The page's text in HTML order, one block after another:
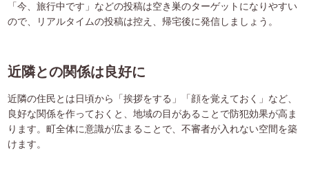
「今、旅行中です」などの投稿は空き巣のターゲットになりやすい
ので、リアルタイムの投稿は控え、帰宅後に発信しましょう。
近隣との関係は良好に
近隣の住民とは日頃から「挨拶をする」「顔を覚えておく」など、
良好な関係を作っておくと、地域の目があることで防犯効果が高ま
ります。町全体に意識が広まることで、不審者が入れない空間を築
けます。